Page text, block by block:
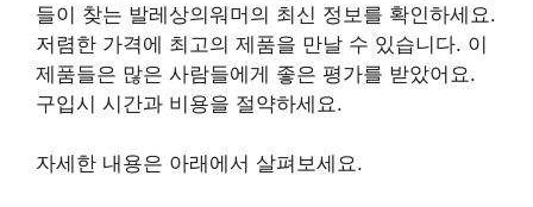
들이 찾는 발레상의워머의 최신 정보를 확인하세요.
저렴한 가격에 최고의 제품을 만날 수 있습니다. 이
제품들은 많은 사람들에게 좋은 평가를 받았어요.
구입시 시간과 비용을 절약하세요.
자세한 내용은 아래에서 살펴보세요.